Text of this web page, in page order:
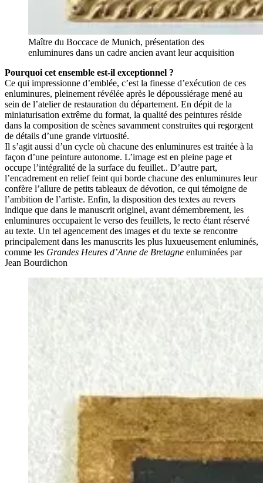
Maître du Boccace de Munich, présentation des
enluminures dans un cadre ancien avant leur acquisition
Pourquoi cet ensemble est-il exceptionnel ?
Ce qui impressionne d’emblée, c’est la finesse d’exécution de ces
enluminures, pleinement révélée après le dépoussiérage mené au
sein de l’atelier de restauration du département. En dépit de la
miniaturisation extrême du format, la qualité des peintures réside
dans la composition de scènes savamment construites qui regorgent
de détails d’une grande virtuosité.
Il s’agit aussi d’un cycle où chacune des enluminures est traitée à la
façon d’une peinture autonome. L’image est en pleine page et
occupe l’intégralité de la surface du feuillet.. D’autre part,
l’encadrement en relief feint qui borde chacune des enluminures leur
confère l’allure de petits tableaux de dévotion, ce qui témoigne de
l’ambition de l’artiste. Enfin, la disposition des textes au revers
indique que dans le manuscrit originel, avant démembrement, les
enluminures occupaient le verso des feuillets, le recto étant réservé
au texte. Un tel agencement des images et du texte se rencontre
principalement dans les manuscrits les plus luxueusement enluminés,
comme les Grandes Heures d’Anne de Bretagne enluminées par
Jean Bourdichon